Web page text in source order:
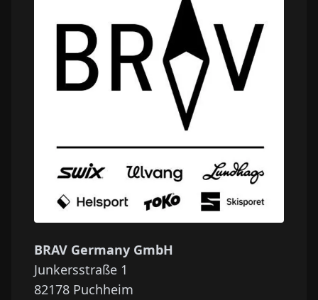
BRAV Germany GmbH
Junkersstraße 1
82178 Puchheim